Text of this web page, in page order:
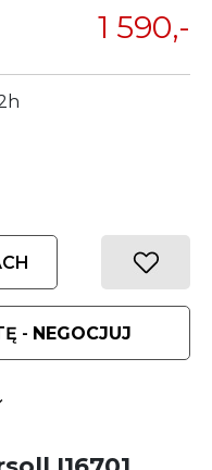
1 590,-
- NEGOCJUJ